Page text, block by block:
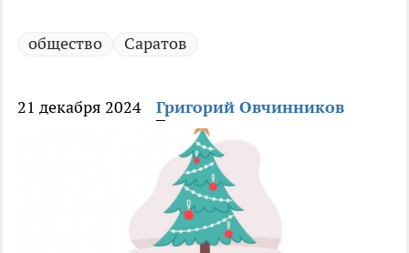
общество Саратов
21 декабря 2024 Григорий Овчинников